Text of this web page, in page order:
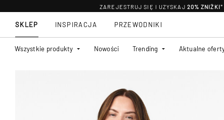
ZAREJESTRUJ SIĘ I UZYSKAJ 20% ZNIŻKI*
SKLEP
Wszystkie produkty Nowości Trending Aktualne
INSPIRACJA PRZEWODNIKI